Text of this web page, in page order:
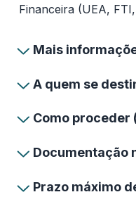
Financeira (UEA,
Mais
A quem se
Como proceder
Documentação
Prazo máximo